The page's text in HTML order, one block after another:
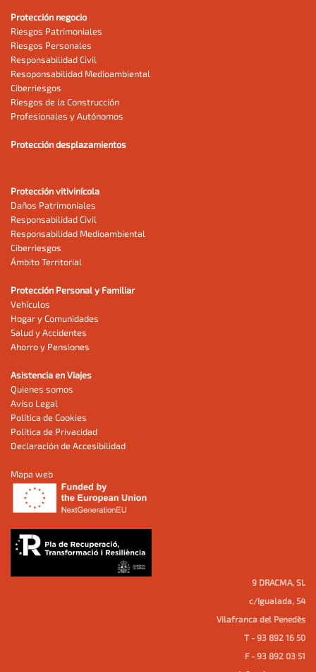
Protección negocio
Riesgos Patrimoniales
Riesgos Personales
Responsabilidad Civil
Resoponsabilidad Medioambiental
Ciberriesgos
Riesgos de la Construcción
Profesionales y Autónomos
Protección desplazamientos
Protección vitivinícola
Daños Patrimoniales
Responsabilidad Civil
Responsabilidad Medioambiental
Ciberriesgos
Ámbito Territorial
Protección Personal y Familiar
Vehículos
Hogar y Comunidades
Salud y Accidentes
Ahorro y Pensiones
Asistencia en Viajes
Quienes somos
Aviso Legal
Política de Cookies
Política de Privacidad
Declaración de Accesibilidad
Mapa web
9 DRACMA, SL
c/Igualada, 54
Vilafranca del Penedès
T - 93 892 16 50
F - 93 892 03 51